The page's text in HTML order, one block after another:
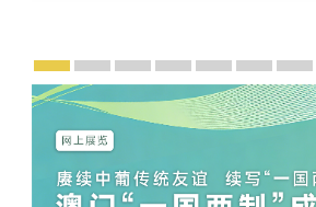
宣传及推广
赓续中葡传统友谊 续写“一国
澳门名片集
行政长官岑浩辉11
施政特写澳门特别
横琴粤